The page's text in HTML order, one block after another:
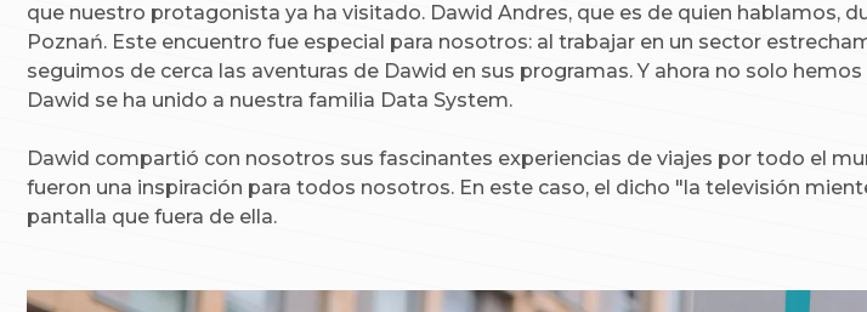
que nuestro protagonista ya ha visitado. Dawid Andres, que es de quien hablamos,
Poznań. Este encuentro fue especial para nosotros: al trabajar en un sector
seguimos de cerca las aventuras de Dawid en sus programas. Y ahora no solo
Dawid se ha unido a nuestra familia Data System.
Dawid compartió con nosotros sus fascinantes experiencias de viajes por todo el
fueron una inspiración para todos nosotros. En este caso, el dicho "la televisión
pantalla que fuera de ella.